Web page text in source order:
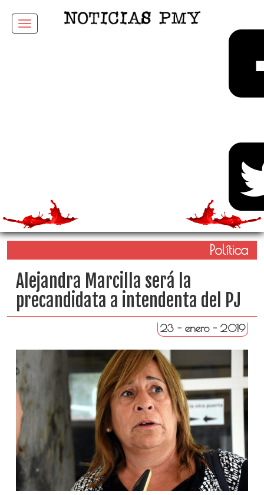
Menu
Política
Alejandra Marcilla será la
precandidata a intendenta del PJ
23 - enero - 2019